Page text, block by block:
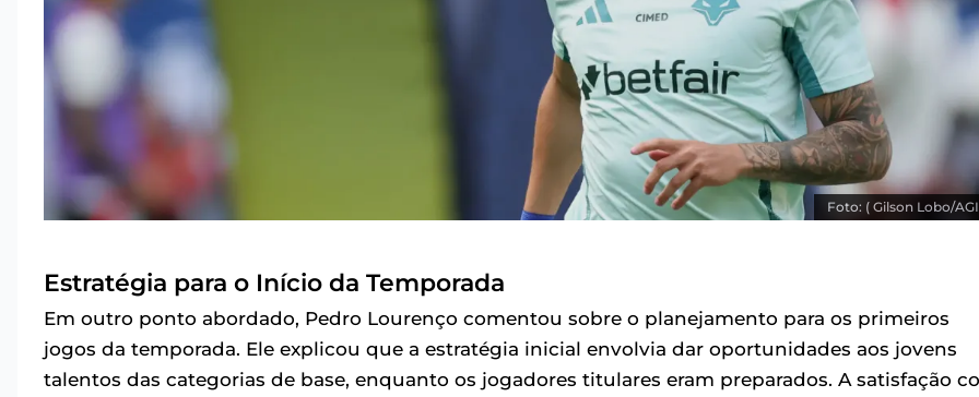
Foto: ( Gilson Lobo/
Estratégia para o Início da Temporada
Em outro ponto abordado, Pedro Lourenço comentou sobre o planejamento para os primeiros
jogos da temporada. Ele explicou que a estratégia inicial envolvia dar oportunidades aos jovens
talentos das categorias de base, enquanto os jogadores titulares eram preparados. A satisfação